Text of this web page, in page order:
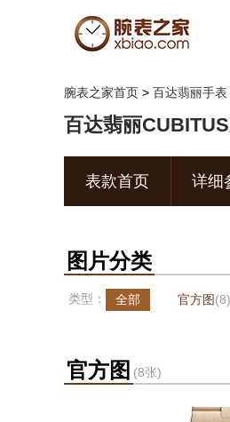
腕表之家首页 > 百达翡丽手表
百达翡丽
表款首页 详细
图片分类
类型： 全部 官方图(8)
官方图 (8张)